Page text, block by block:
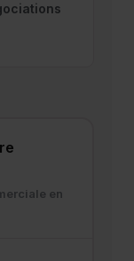
en